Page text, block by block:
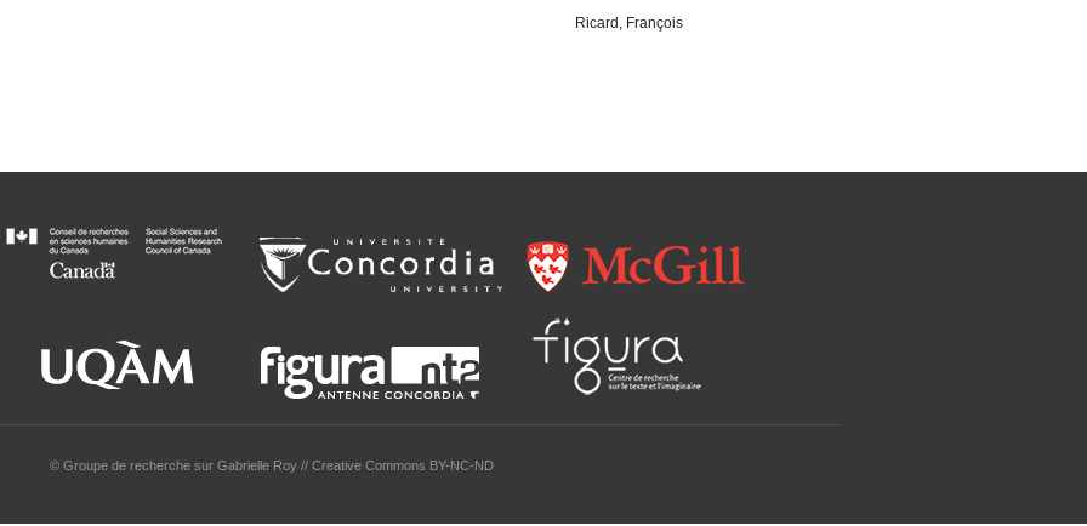
Ricard, François
© Groupe de recherche sur Gabrielle Roy // Creative Commons BY-NC-ND